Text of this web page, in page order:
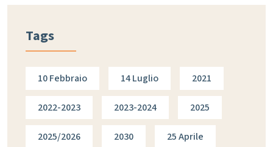
Tags
10 Febbraio 14 Luglio 2021
2022-2023 2023-2024 2025
2025/2026 2030 25 Aprile